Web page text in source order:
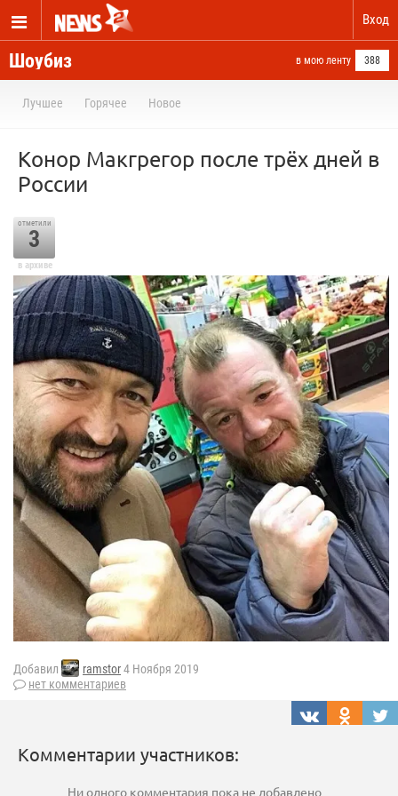
Вход
Шоубиз в мою ленту 388
Лучшее Горячее Новое
Конор Макгрегор после трёх дней в
России
отметили
3
в архиве
Добавил ramstor4 Ноября 2019
нет комментариев
Комментарии участников:
Ни одного комментария пока не добавлено